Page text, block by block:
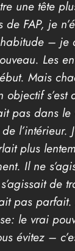
une tête
FAP, je
– je
Les
Mais
s’est
pas dans
l’intérieur.
plus
Il ne
de
pas
le vrai
évitez –